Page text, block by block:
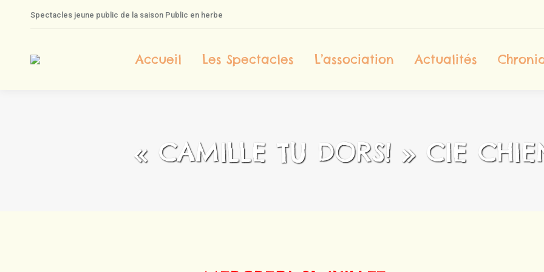
Spectacles jeune public de la saison Public en herbe
Accueil Les Spectacles L’association Actualités
« CAMILLE TU DORS! » CIE
Accueil Les Spectacles L’association